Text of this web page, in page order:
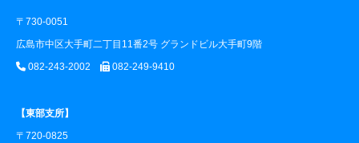
〒730-0051
広島市中区大手町二丁目11番2号 グランドビル大手町9階
082-243-2002
082-249-9410
【東部支所】
〒720-0825